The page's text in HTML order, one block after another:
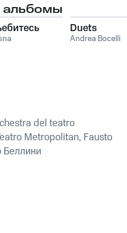
,Fausto
Philharmonic
Умберто
альбомы
Duets
Andrea Bocelli
del teatro
Metropolitan, Fausto
Беллини